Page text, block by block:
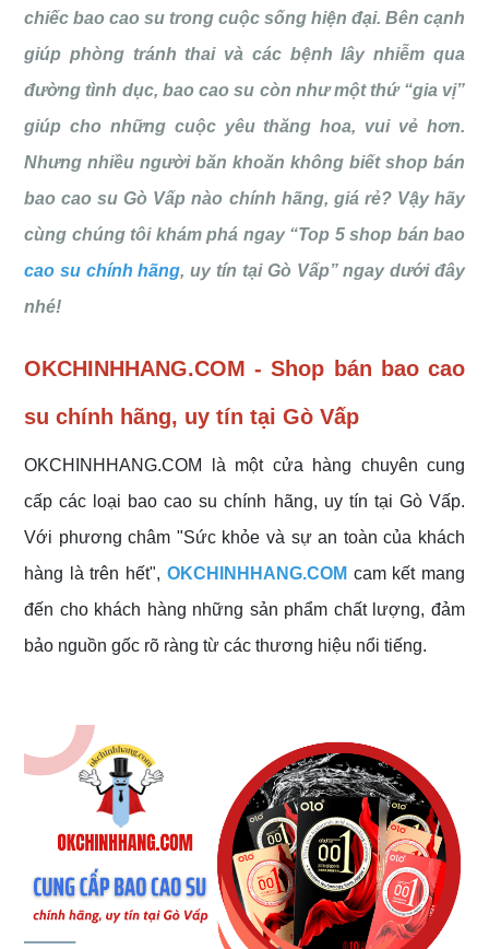
chiếc bao cao su trong cuộc sống hiện đại. Bên cạnh
giúp phòng tránh thai và các bệnh lây nhiễm qua
đường tình dục, bao cao su còn như một thứ “gia vị”
giúp cho những cuộc yêu thăng hoa, vui vẻ hơn.
Nhưng nhiều người băn khoăn không biết shop bán
bao cao su Gò Vấp nào chính hãng, giá rẻ? Vậy hãy
cùng chúng tôi khám phá ngay “Top 5 shop bán bao
cao su chính hãng, uy tín tại Gò Vấp” ngay dưới đây
nhé!
OKCHINHHANG.COM - Shop bán bao cao
su chính hãng, uy tín tại Gò Vấp
OKCHINHHANG.COM là một cửa hàng chuyên cung
cấp các loại bao cao su chính hãng, uy tín tại Gò Vấp.
Với phương châm "Sức khỏe và sự an toàn của khách
hàng là trên hết", OKCHINHHANG.COM cam kết mang
đến cho khách hàng những sản phẩm chất lượng, đảm
bảo nguồn gốc rõ ràng từ các thương hiệu nổi tiếng.